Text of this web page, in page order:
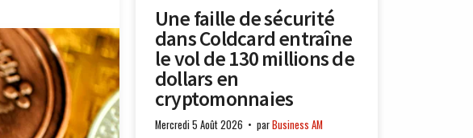
Une faille de sécurité
dans Coldcard entraîne
le vol de 130 millions de
dollars en
cryptomonnaies
Mercredi 5 Août 2026 parBusiness AM